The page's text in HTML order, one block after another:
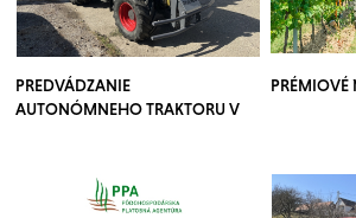
PREDVÁDZANIE
AUTONÓMNEHO TRAKTORU V
PRÉMIOVÉ